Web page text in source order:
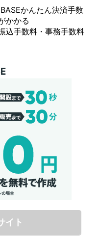
かんたん決済手数
かかる
込手数料・事務手数料
イト